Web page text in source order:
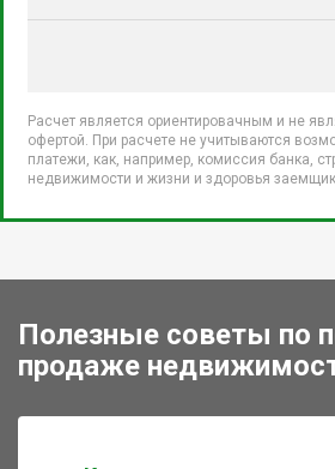
Расчет является ориентировачным и не
офертой. При расчете не учитываются
платежи, как, например, комиссия банка,
недвижимости и жизни и здоровья
Полезные советы по
продаже